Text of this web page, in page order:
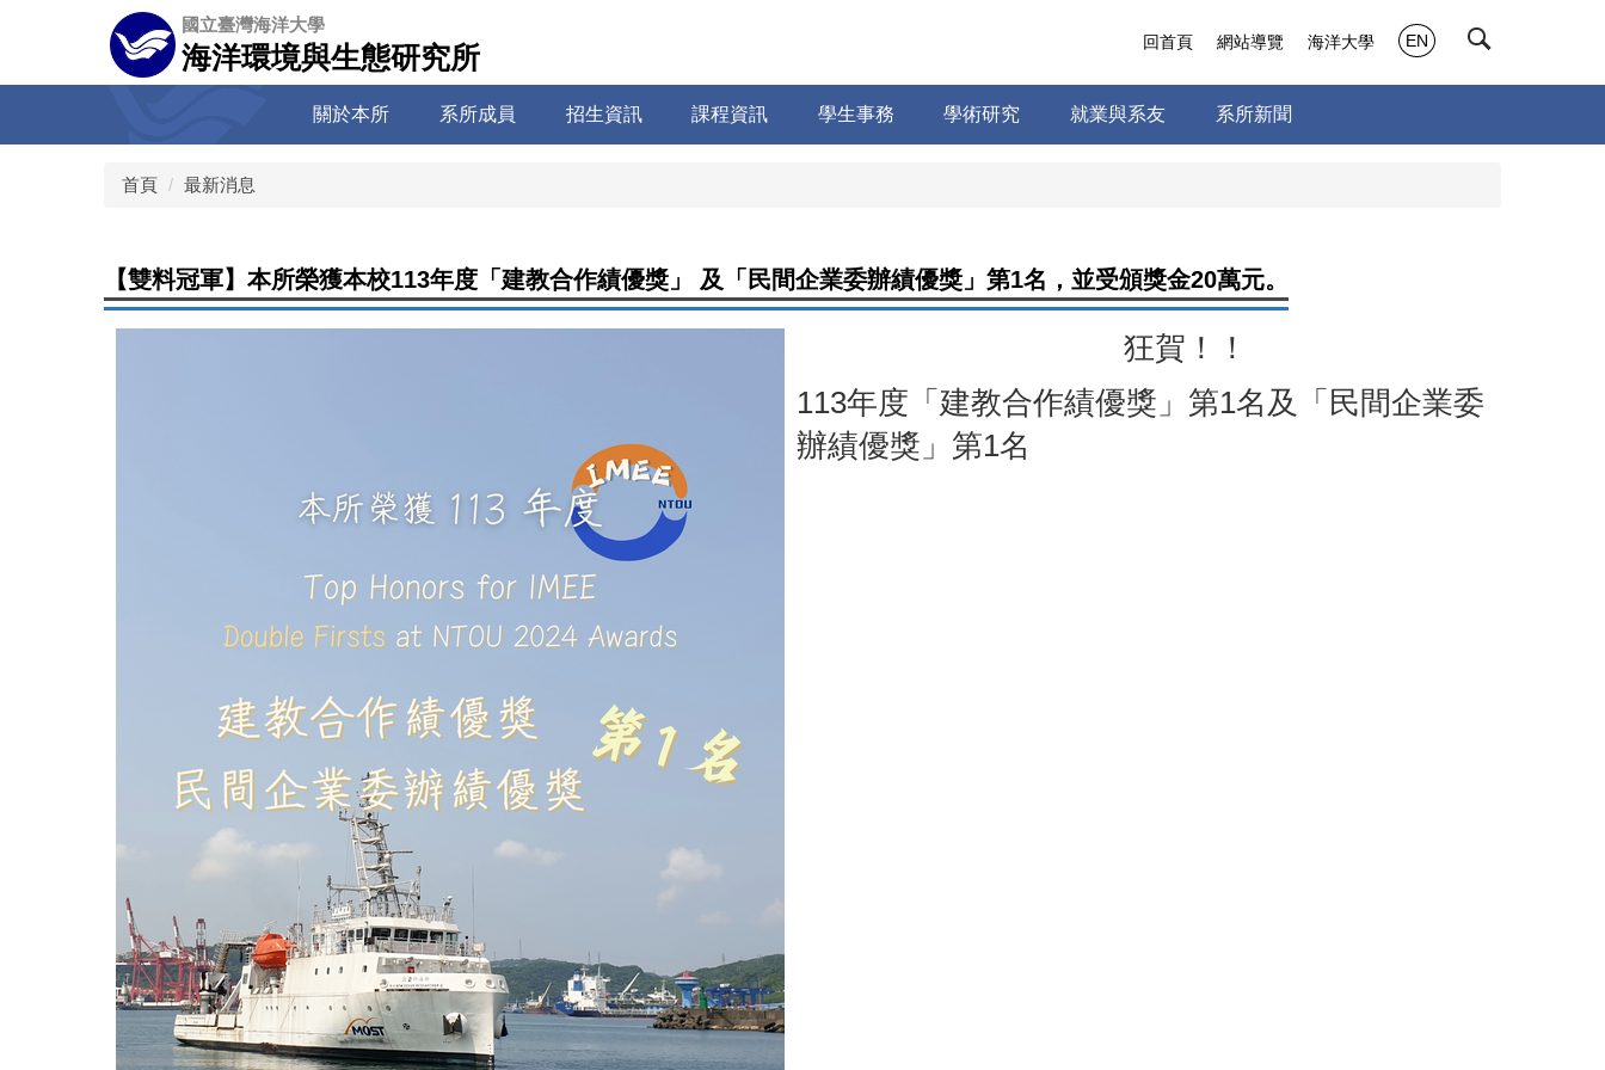
容
國立臺灣海洋大學
海洋環境與生態研究所
關於本所 系所成員 招生資訊 課程資訊 學生事務 學術研究 就業與系友 系所新聞
回首頁 網站導覽 海洋大學 EN
首頁 最新消息
【雙料冠軍】本所榮獲本校113年度「建教合作績優獎」 及「民間企業委辦績優獎」第1名，並受頒獎金20萬元。
狂賀！！
113年度「建教合作績優獎」第1名及「民間企業委
辦績優獎」第1名